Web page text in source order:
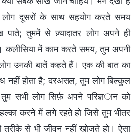
दूसरों के साथ सहयोग करते समय
तुममें से ज़्यादातर लोग अपने ही
कलीसिया में काम करते समय, तुम अपनी
उनकी बातें कहते हैं। एक की बात का
नहीं होता है; दरअसल, तुम लोग बिल्कुल
सभी लोग सिर्फ़ अपने परिज्ञान को
करने में लगे रहते हो जिसे तुम भीतर
तरीके से भी जीवन नहीं खोजते हो। ऐसा